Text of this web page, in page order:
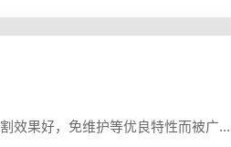
光纤激光切割机在市场上占据了很大的份额，它的优点有很多，具有切割范围广，切割速度快，切割效果好，免维护等优良特性而被广泛使用。那么激光切割机是由哪些配件组成的？激光发生器激光发生器是指产生激光的设备或装置。它包括一个能够激发激光器介